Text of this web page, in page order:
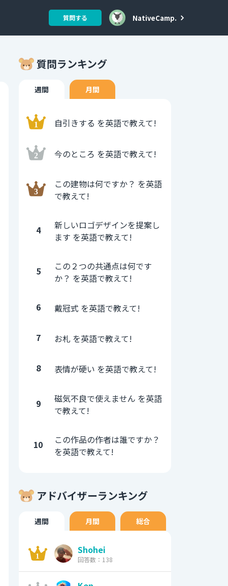
質問する NativeCamp.
質問ランキング
週間 月間
自引きする を英語で教えて!
今のところ を英語で教えて!
この建物は何ですか？ を英語
で教えて!
4
新しいロゴデザインを提案し
ます を英語で教えて!
5
この２つの共通点は何です
か？ を英語で教えて!
6 戴冠式 を英語で教えて!
7 お札 を英語で教えて!
8 表情が硬い を英語で教えて!
9
磁気不良で使えません を英語
で教えて!
10
この作品の作者は誰ですか？
を英語で教えて!
アドバイザーランキング
週間 月間 総合
Shohei
回答数：138